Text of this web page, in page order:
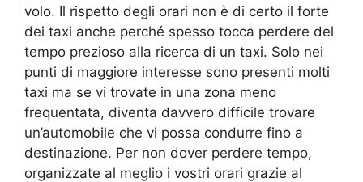
volo. Il rispetto degli orari non è di certo il forte
dei taxi anche perché spesso tocca perdere del
tempo prezioso alla ricerca di un taxi. Solo nei
punti di maggiore interesse sono presenti molti
taxi ma se vi trovate in una zona meno
frequentata, diventa davvero difficile trovare
un’automobile che vi possa condurre fino a
destinazione. Per non dover perdere tempo,
organizzate al meglio i vostri orari grazie al